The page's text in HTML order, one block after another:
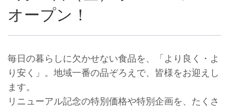
オープン！
毎日の暮らしに欠かせない食品を、「より良く・よ
り安く」。地域一番の品ぞろえで、皆様をお迎えし
ます。
リニューアル記念の特別価格や特別企画を、たくさ